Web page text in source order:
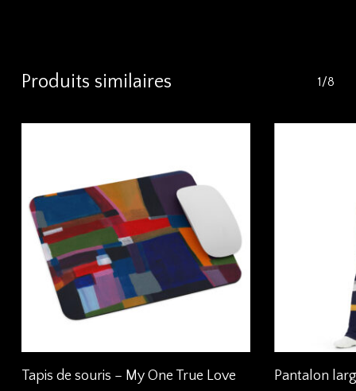
Produits similaires 1/8
Ajouter Au Panier
Tapis de souris – My One True Love Pantalon